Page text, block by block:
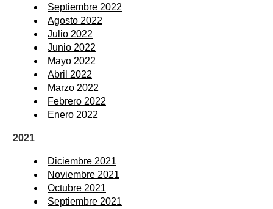
Septiembre 2022
Agosto 2022
Julio 2022
Junio 2022
Mayo 2022
Abril 2022
Marzo 2022
Febrero 2022
Enero 2022
2021
Diciembre 2021
Noviembre 2021
Octubre 2021
Septiembre 2021